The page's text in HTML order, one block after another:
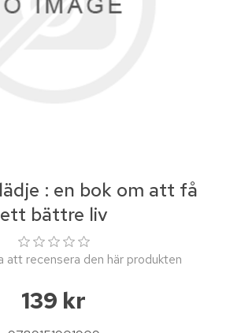
: en bok om att få
ett bättre liv
att recensera den här produkten
139 kr